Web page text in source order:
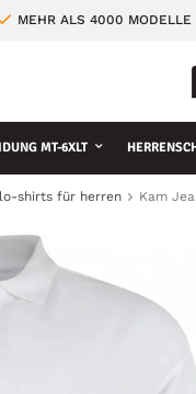
MEHR ALS 4000 MODELLE
MT-6XLT
shirts für herren Kam